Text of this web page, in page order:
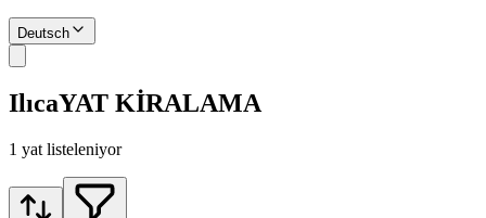
Deutsch
IlıcaYAT KİRALAMA
1 yat listeleniyor